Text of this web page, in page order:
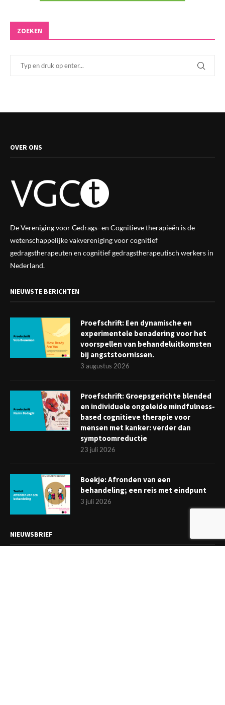
ZOEKEN
OVER ONS
De Vereniging voor Gedrags- en Cognitieve therapieën is de
wetenschappelijke vakverenigingvoor cognitief
gedragstherapeuten en cognitief gedragstherapeutisch werkers in
Nederland.
NIEUWSTE BERICHTEN
Proefschrift: Een dynamische en
experimentele benadering voor het
voorspellen van behandeluitkomsten
bij angststoornissen.
3 augustus 2026
Proefschrift: Groepsgerichte blended
en individuele ongeleide mindfulness-
based cognitieve therapie voor
mensen met kanker: verder dan
symptoomreductie
23 juli 2026
Boekje: Afronden van een
behandeling; een reis met eindpunt
3 juli 2026
NIEUWSBRIEF